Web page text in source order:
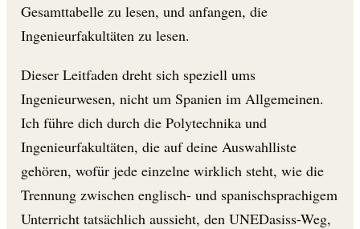
Gesamttabelle zu lesen, und anfangen, die
Ingenieurfakultäten zu lesen.
Dieser Leitfaden dreht sich speziell ums
Ingenieurwesen, nicht um Spanien im Allgemeinen.
Ich führe dich durch die Polytechnika und
Ingenieurfakultäten, die auf deine Auswahlliste
gehören, wofür jede einzelne wirklich steht, wie die
Trennung zwischen englisch- und spanischsprachigem
Unterricht tatsächlich aussieht, den UNEDasiss-Weg,